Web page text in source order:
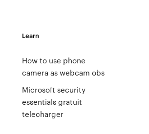
Learn
How to use phone
camera as webcam obs
Microsoft security
essentials gratuit
telecharger